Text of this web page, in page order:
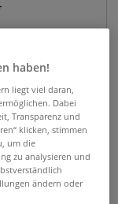
haben!
liegt viel daran,
Dabei
Transparenz und
klicken, stimmen
um die
zu analysieren und
ändern oder